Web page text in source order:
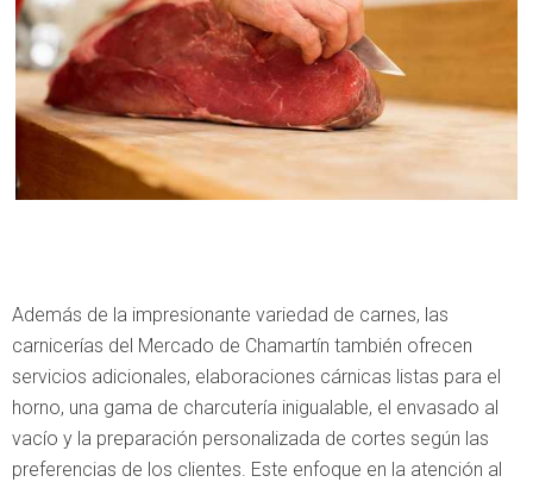
Además de la impresionante variedad de carnes, las
carnicerías del Mercado de Chamartín también ofrecen
servicios adicionales, elaboraciones cárnicas listas para el
horno, una gama de charcutería inigualable, el envasado al
vacío y la preparación personalizada de cortes según las
preferencias de los clientes. Este enfoque en la atención al